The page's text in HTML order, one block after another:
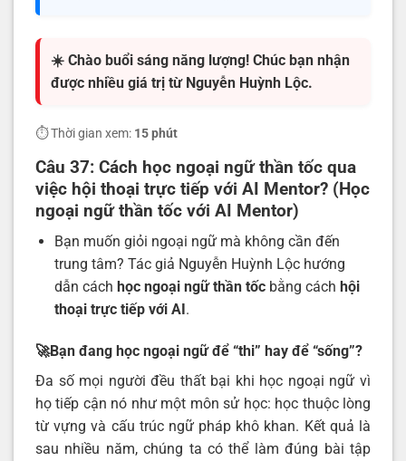
☀️ Chào buổi sáng năng lượng! Chúc bạn nhận
được nhiều giá trị từ Nguyễn Huỳnh Lộc.
⏱️ Thời gian xem: 15 phút
Câu 37: Cách học ngoại ngữ thần tốc qua
việc hội thoại trực tiếp với AI Mentor? (Học
ngoại ngữ thần tốc với AI Mentor)
Bạn muốn giỏi ngoại ngữ mà không cần đến
trung tâm? Tác giả Nguyễn Huỳnh Lộc hướng
dẫn cách học ngoại ngữ thần tốcbằng cách hội
thoại trực tiếp với AI.
🚀Bạn đang học ngoại ngữ để “thi” hay để “sống”?
Đa số mọi người đều thất bại khi học ngoại ngữ vì
họ tiếp cận nó như một môn sử học: học thuộc lòng
từ vựng và cấu trúc ngữ pháp khô khan. Kết quả là
sau nhiều năm, chúng ta có thể làm đúng bài tập